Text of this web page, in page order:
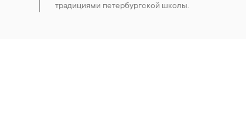
традициями петербургской школы.